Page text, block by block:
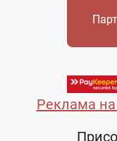
Реклама